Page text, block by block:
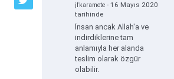
jfkaramete - 16 Mayıs 2020
tarihinde
İnsan ancak Allah'a ve
indirdiklerine tam
anlamıyla her alanda
teslim olarak özgür
olabilir.